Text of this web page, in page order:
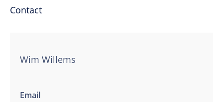
Contact
Wim Willems
Email